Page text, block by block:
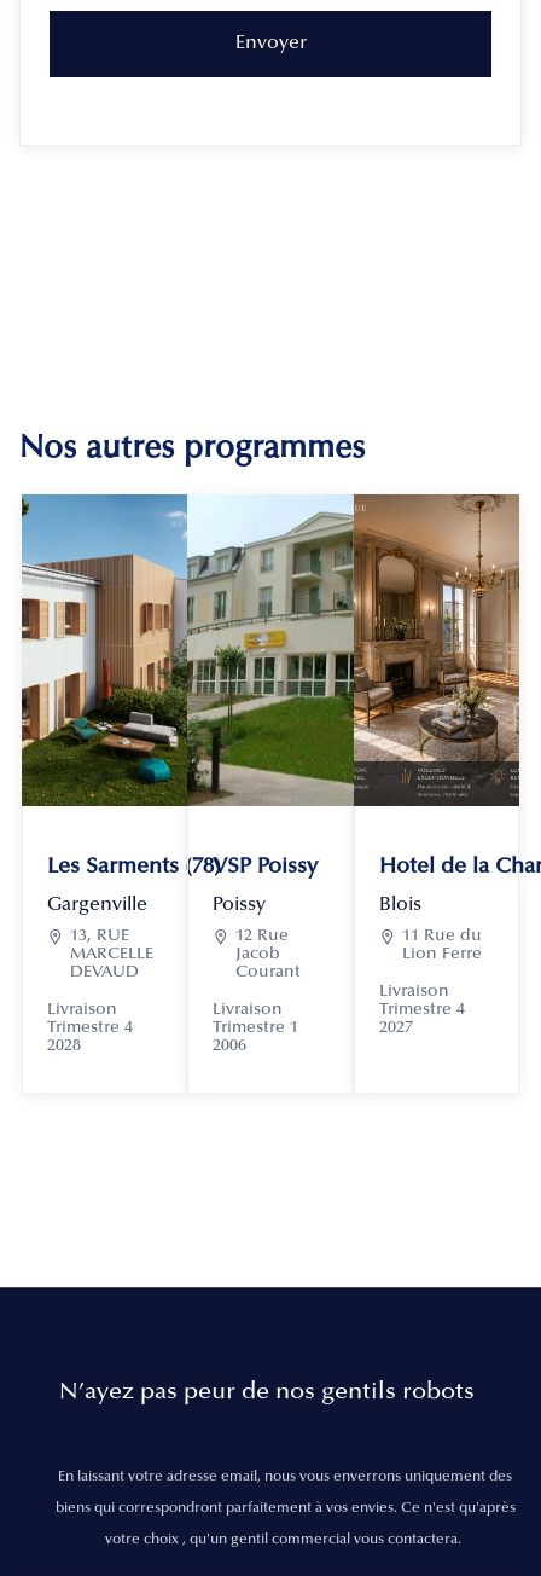
Nos autres programmes
Les Sarments (78)
Gargenville
 13, RUE
MARCELLE
DEVAUD
Livraison
Trimestre 4
2028
VSP Poissy
Poissy
 12 Rue
Jacob
Courant
Livraison
Trimestre 1
2006
Hotel de la
Blois
 11 Rue du
Lion Ferre
Livraison
Trimestre 4
2027
N’ayez pas peur de nos gentils robots
En laissant votre adresse email, nous vous enverrons uniquement des
biens qui correspondront parfaitement à vos envies. Ce n'est qu'après
votre choix , qu'un gentil commercial vous contactera.